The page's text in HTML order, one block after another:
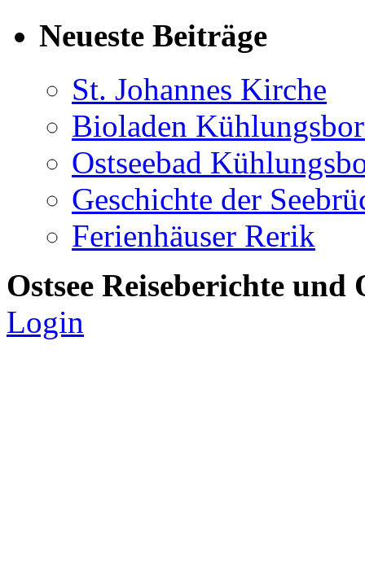
Neueste Beiträge
St. Johannes Kirche
Bioladen
Ostseebad
Geschichte der
Ferienhäuser Rerik
Ostsee Reiseberichte
Login